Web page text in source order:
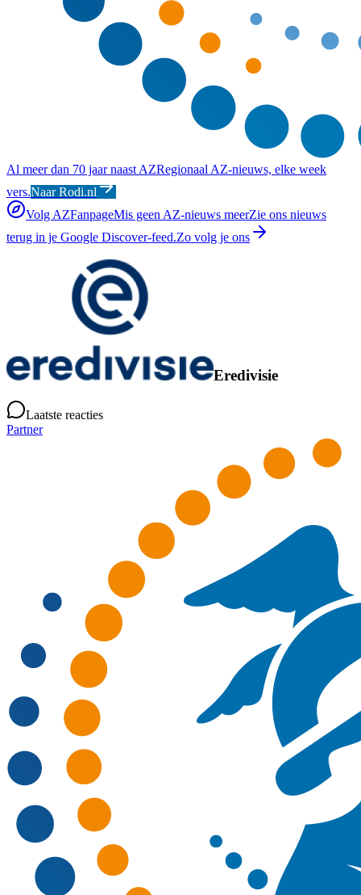
Al meer dan 70 jaar naast AZRegionaal AZ-nieuws, elke week
vers.Naar Rodi.nl
Volg AZFanpageMis geen AZ-nieuws meerZie ons nieuws
terug in je Google Discover-feed.Zo volg je ons
Eredivisie
Laatste reacties
Partner